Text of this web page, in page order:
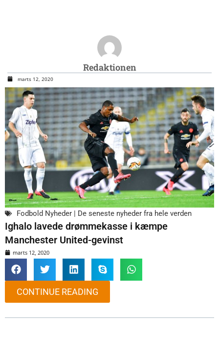
Redaktionen
marts 12, 2020
Fodbold Nyheder | De seneste nyheder fra hele verden
Ighalo lavede drømmekasse i kæmpe
Manchester United-gevinst
marts 12, 2020
CONTINUE READING